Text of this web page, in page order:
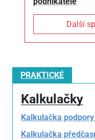
Další
PRAKTICKÉ
Kalkulačky
Kalkulačka
Kalkulačka